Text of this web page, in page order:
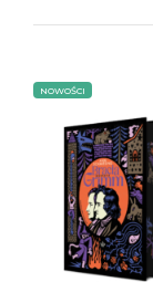
NOWOŚCI